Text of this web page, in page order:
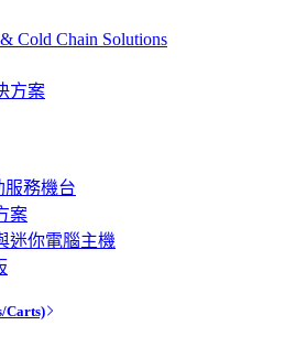
Cold Chain Solutions
方案
務機台
案
迷你電腦主機
Carts)